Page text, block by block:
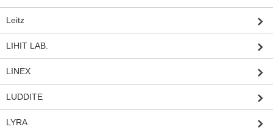
Leitz
LIHIT LAB.
LINEX
LUDDITE
LYRA